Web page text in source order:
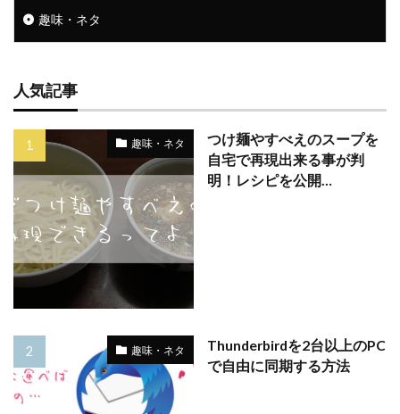
趣味・ネタ
人気記事
趣味・ネタ
つけ麺やすべえのスープを
自宅で再現出来る事が判
明！レシピを公開…
趣味・ネタ
Thunderbirdを2台以上のPC
で自由に同期する方法